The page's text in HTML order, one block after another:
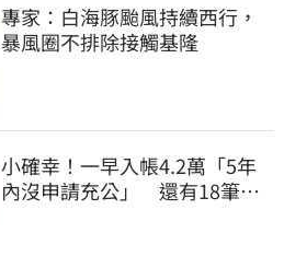
專家：白海豚颱風持續西行，
暴風圈不排除接觸基隆
小確幸！一早入帳4.2萬「5年
內沒申請充公」 還有18筆錢